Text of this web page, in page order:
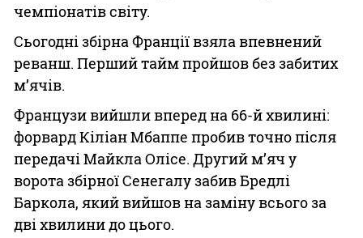
чемпіонатів світу.
Сьогодні збірна Франції взяла впевнений
реванш. Перший тайм пройшов без забитих
м’ячів.
Французи вийшли вперед на 66-й хвилині:
форвард Кіліан Мбаппе пробив точно після
передачі Майкла Олісе. Другий м’яч у
ворота збірної Сенегалу забив Бредлі
Баркола, який вийшов на заміну всього за
дві хвилини до цього.